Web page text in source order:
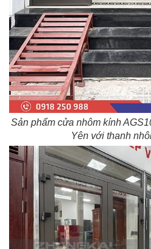
Sản phẩm cửa nhôm kính
Yên với thanh